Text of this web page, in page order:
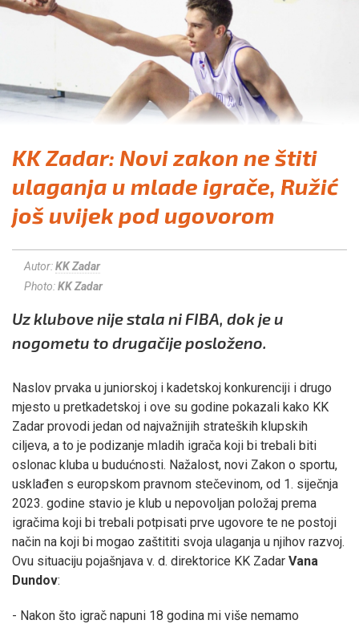
KK Zadar: Novi zakon ne štiti
ulaganja u mlade igrače, Ružić
još uvijek pod ugovorom
Autor:KK Zadar
Photo:KK Zadar
Uz klubove nije stala ni FIBA, dok je u
nogometu to drugačije posloženo.
Naslov prvaka u juniorskoj i kadetskoj konkurenciji i drugo
mjesto u pretkadetskoj i ove su godine pokazali kako KK
Zadar provodi jedan od najvažnijih strateških klupskih
ciljeva, a to je podizanje mladih igrača koji bi trebali biti
oslonac kluba u budućnosti. Nažalost, novi Zakon o sportu,
usklađen s europskom pravnom stečevinom, od 1. siječnja
2023. godine stavio je klub u nepovoljan položaj prema
igračima koji bi trebali potpisati prve ugovore te ne postoji
način na koji bi mogao zaštititi svoja ulaganja u njihov razvoj.
Ovu situaciju pojašnjava v. d. direktorice KK Zadar Vana
Dundov:
- Nakon što igrač napuni 18 godina mi više nemamo